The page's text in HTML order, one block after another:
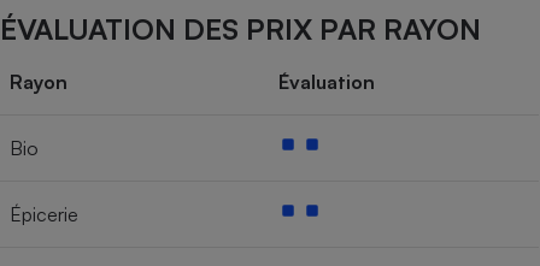
ÉVALUATION DES PRIX PAR RAYON
Rayon Évaluation
Bio
Épicerie